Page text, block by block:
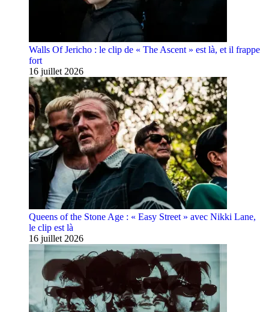
Walls Of Jericho : le clip de « The Ascent » est là, et il frappe
fort
16 juillet 2026
Queens of the Stone Age : « Easy Street » avec Nikki Lane,
le clip est là
16 juillet 2026